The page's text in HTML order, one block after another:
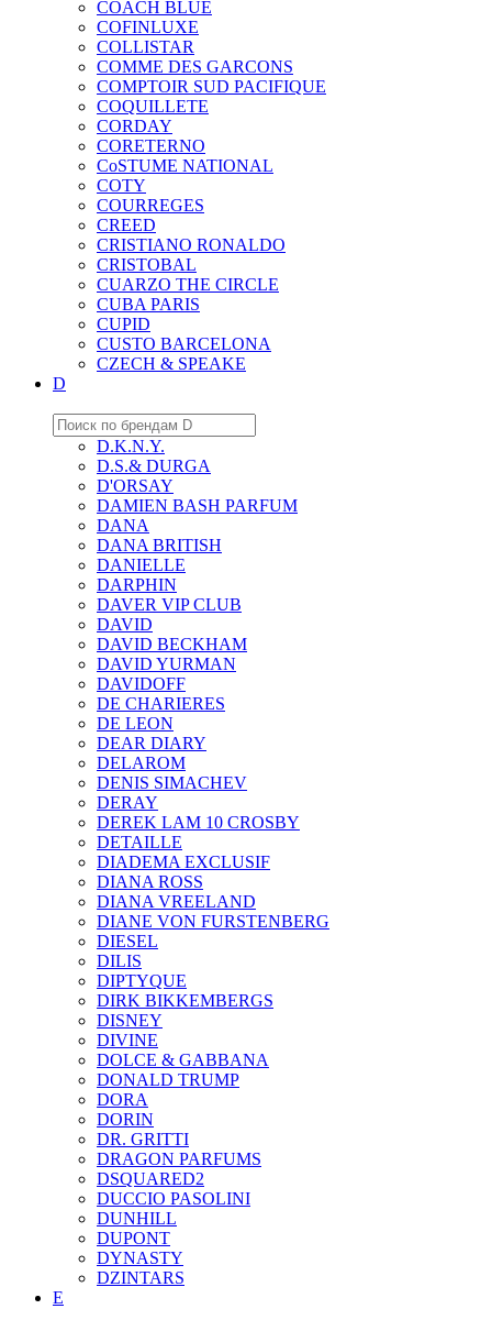
COACH BLUE
COFINLUXE
COLLISTAR
COMME DES GARCONS
COMPTOIR SUD PACIFIQUE
COQUILLETE
CORDAY
CORETERNO
CoSTUME NATIONAL
COTY
COURREGES
CREED
CRISTIANO RONALDO
CRISTOBAL
CUARZO THE CIRCLE
CUBA PARIS
CUPID
CUSTO BARCELONA
CZECH & SPEAKE
D
D.K.N.Y.
D.S.& DURGA
D'ORSAY
DAMIEN BASH PARFUM
DANA
DANA BRITISH
DANIELLE
DARPHIN
DAVER VIP CLUB
DAVID
DAVID BECKHAM
DAVID YURMAN
DAVIDOFF
DE CHARIERES
DE LEON
DEAR DIARY
DELAROM
DENIS SIMACHEV
DERAY
DEREK LAM 10 CROSBY
DETAILLE
DIADEMA EXCLUSIF
DIANA ROSS
DIANA VREELAND
DIANE VON FURSTENBERG
DIESEL
DILIS
DIPTYQUE
DIRK BIKKEMBERGS
DISNEY
DIVINE
DOLCE & GABBANA
DONALD TRUMP
DORA
DORIN
DR. GRITTI
DRAGON PARFUMS
DSQUARED2
DUCCIO PASOLINI
DUNHILL
DUPONT
DYNASTY
DZINTARS
E